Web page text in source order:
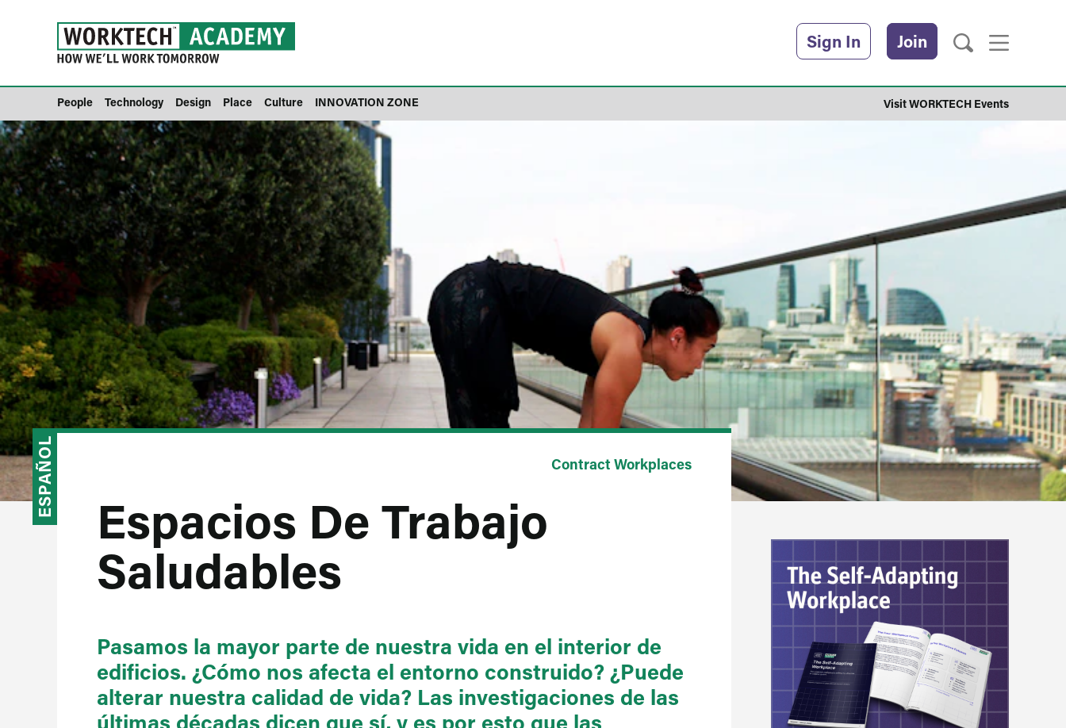
Sign In Join
People Technology Design Place Culture INNOVATION ZONE Visit WORKTECH Events
ESPAÑOL Contract Workplaces
Espacios De Trabajo
Saludables
Pasamos la mayor parte de nuestra vida en el interior de
edificios. ¿Cómo nos afecta el entorno construido? ¿Puede
alterar nuestra calidad de vida? Las investigaciones de las
últimas décadas dicen que sí, y es por esto que las